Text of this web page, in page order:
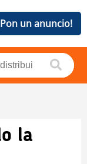
un anuncio!
la